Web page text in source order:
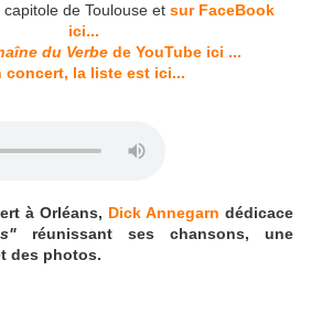
de Toulouse et sur FaceBook
ici...
du Verbede YouTube ici ...
concert, la liste est ici...
à Orléans, Dick Annegarn dédicace
réunissant ses chansons, une
des photos.